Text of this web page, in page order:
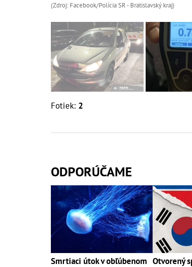
(Zdroj: Facebook/Polícia SR - Bratislavský kraj)
Fotiek: 2
ODPORÚČAME
Smrtiaci útok v obľúbenom Otvorený